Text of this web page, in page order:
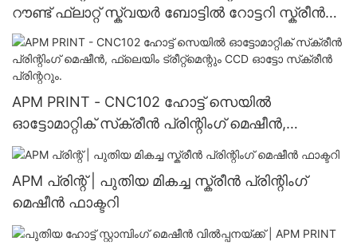
റൗണ്ട് ഫ്ലാറ്റ് സ്ക്വയർ ബോട്ടിൽ റോട്ടറി സ്ക്രീൻ
ഗ്ലാസ് പ്ലാസ്റ്റിക് സെറിഗ്രാഫി പ്രിന്റിംഗ്
മെഷീൻ, ഓട്ടോ ലോഡിംഗ് ഓട്ടോ സ്ക്രീൻ പ്രിന്റർ
APM PRINT - CNC102 ഹോട്ട് സെയിൽ
ഓട്ടോമാറ്റിക് സ്‌ക്രീൻ പ്രിന്റിംഗ് മെഷീൻ,
ഫ്ലെയിം ട്രീറ്റ്‌മെന്റും CCD ഓട്ടോ സ്‌ക്രീൻ
APM പ്രിന്റ് | പുതിയ മികച്ച സ്ക്രീൻ പ്രിന്റിംഗ്
മെഷീൻ ഫാക്ടറി